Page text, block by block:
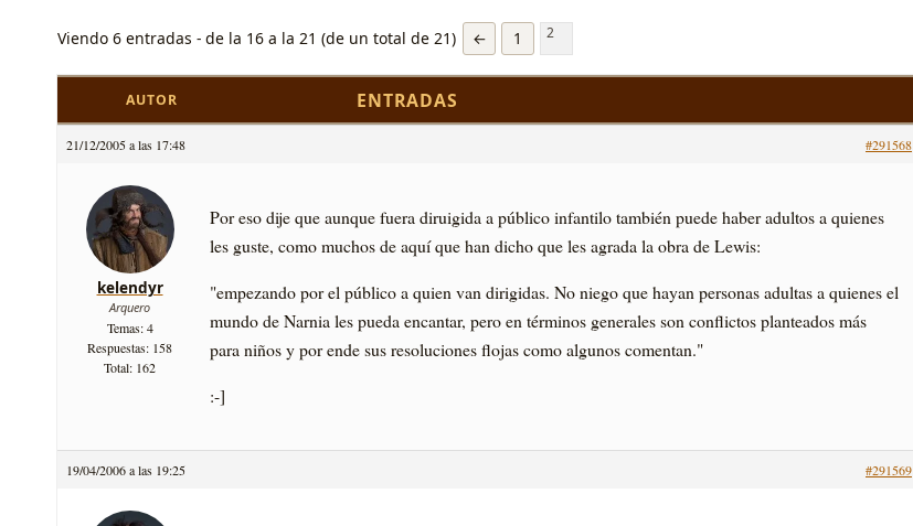
Viendo 6 entradas - de la 16 a la 21 (de un total de 21) ← 1 2
AUTOR ENTRADAS
21/12/2005 a las 17:48 #291568
kelendyr
Arquero
Temas: 4
Respuestas: 158
Total: 162
Por eso dije que aunque fuera diruigida a público infantilo también puede haber adultos a quienes
les guste, como muchos de aquí­ que han dicho que les agrada la obra de Lewis:
"empezando por el público a quien van dirigidas. No niego que hayan personas adultas a quienes el
mundo de Narnia les pueda encantar, pero en términos generales son conflictos planteados más
para niños y por ende sus resoluciones flojas como algunos comentan."
:-]
19/04/2006 a las 19:25 #291569